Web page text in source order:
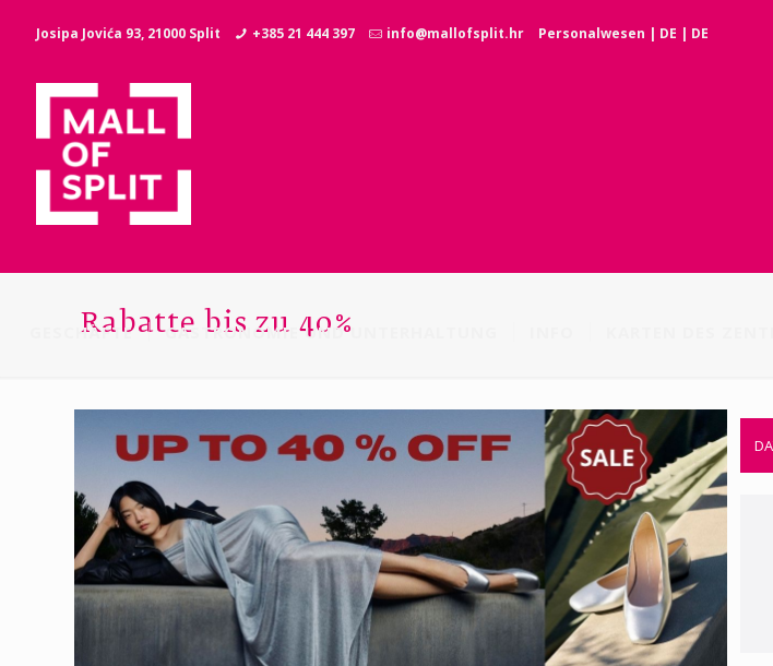
Josipa Jovića 93, 21000 Split +385 21 444 397 info@mallofsplit.hr Personalwesen | DE | DE
GESCHÄFTE GASTRONOMIE UND UNTERHALTUNG
Rabatte bis zu 40%